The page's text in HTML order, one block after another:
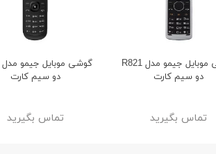
گوشی موبایل جیمو مدل R821
دو سیم کارت
تماس بگیرید
دو سیم کارت
تماس بگیرید